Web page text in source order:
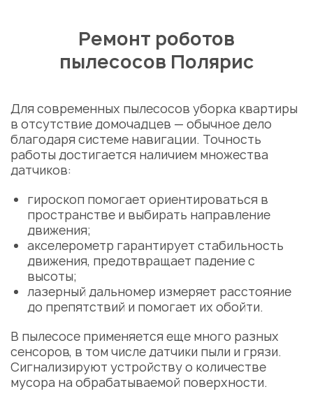
Ремонт роботов
пылесосов Полярис
Для современных пылесосов уборка квартиры
в отсутствие домочадцев — обычное дело
благодаря системе навигации. Точность
работы достигается наличием множества
датчиков:
гироскоп помогает ориентироваться в
пространстве и выбирать направление
движения;
акселерометр гарантирует стабильность
движения, предотвращает падение с
высоты;
лазерный дальномер измеряет расстояние
до препятствий и помогает их обойти.
В пылесосе применяется еще много разных
сенсоров, в том числе датчики пыли и грязи.
Сигнализируют устройству о количестве
мусора на обрабатываемой поверхности.